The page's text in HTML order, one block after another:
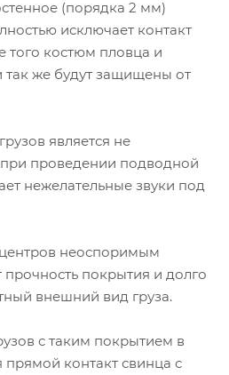
(порядка 2 мм)
исключает контакт
того костюм пловца и
же будут защищены от
является не
проведении подводной
нежелательные звуки под
неоспоримым
покрытия и долго
внешний вид груза.
с таким покрытием в
прямой контакт свинца с